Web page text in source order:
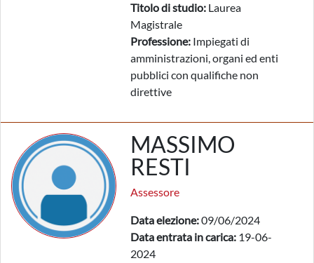
Titolo di studio: Laurea
Magistrale
Professione: Impiegati di
amministrazioni, organi ed enti
pubblici con qualifiche non
direttive
MASSIMO
RESTI
Assessore
Data elezione:09/06/2024
Data entrata in carica: 19-06-
2024